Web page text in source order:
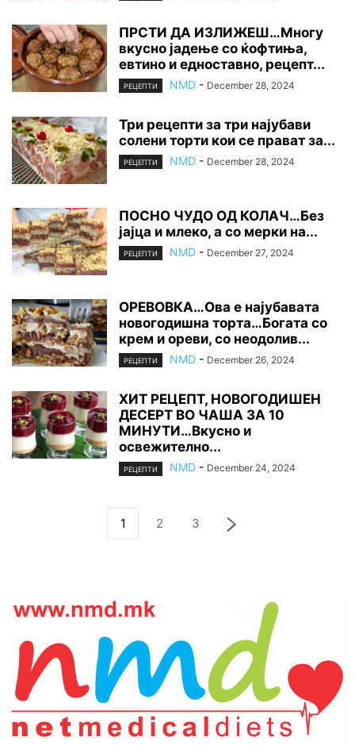
ПРСТИ ДА ИЗЛИЖЕШ…Многу
вкусно јадење со ќофтиња,
евтино и едноставно, рецепт...
РЕЦЕПТИ NMD - December 28, 2024
Три рецепти за три најубави
солени торти кои се прават за...
РЕЦЕПТИ NMD - December 28, 2024
ПОСНО ЧУДО ОД КОЛАЧ…Без
јајца и млеко, а со мерки на...
РЕЦЕПТИ NMD - December 27, 2024
ОРЕВОВКА…Ова е најубавата
новогодишна торта…Богата со
крем и ореви, со неодолив...
РЕЦЕПТИ NMD - December 26, 2024
ХИТ РЕЦЕПТ, НОВОГОДИШЕН
ДЕСЕРТ ВО ЧАША ЗА 10
МИНУТИ…Вкусно и
освежително...
РЕЦЕПТИ NMD - December 24, 2024
1 2 3